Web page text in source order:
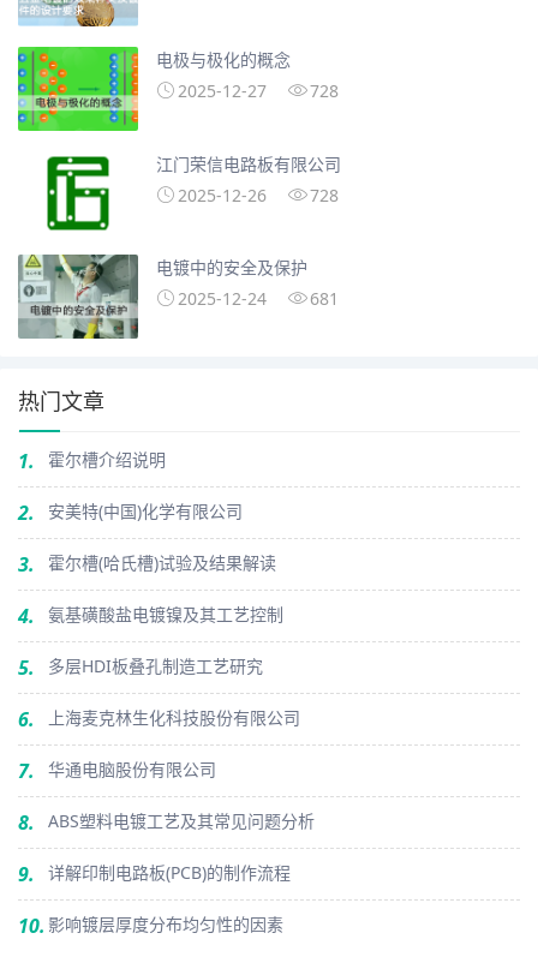
电极与极化的概念
2025-12-27
728
江门荣信电路板有限公司
2025-12-26
728
电镀中的安全及保护
2025-12-24
681
热门文章
1. 霍尔槽介绍说明
2. 安美特(中国)化学有限公司
3. 霍尔槽(哈氏槽)试验及结果解读
4. 氨基磺酸盐电镀镍及其工艺控制
5. 多层HDI板叠孔制造工艺研究
6. 上海麦克林生化科技股份有限公司
7. 华通电脑股份有限公司
8. ABS塑料电镀工艺及其常见问题分析
9. 详解印制电路板(PCB)的制作流程
10. 影响镀层厚度分布均匀性的因素